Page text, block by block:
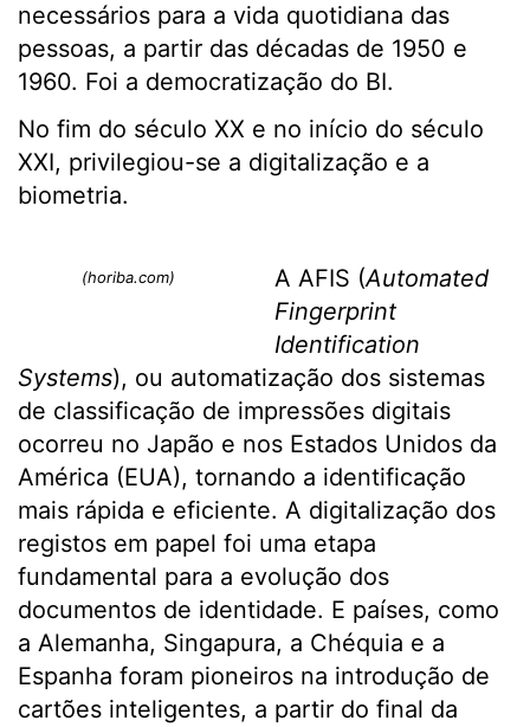
necessários para a vida quotidiana das
pessoas, a partir das décadas de 1950 e
1960. Foi a democratização do BI.
No fim do século XX e no início do século
XXI, privilegiou-se a digitalização e a
biometria.
(horiba.com) A AFIS (Automated
Fingerprint
Identification
Systems), ou automatização dos sistemas
de classificação de impressões digitais
ocorreu no Japão e nos Estados Unidos da
América (EUA), tornando a identificação
mais rápida e eficiente. A digitalização dos
registos em papel foi uma etapa
fundamental para a evolução dos
documentos de identidade. E países, como
a Alemanha, Singapura, a Chéquia e a
Espanha foram pioneiros na introdução de
cartões inteligentes, a partir do final da